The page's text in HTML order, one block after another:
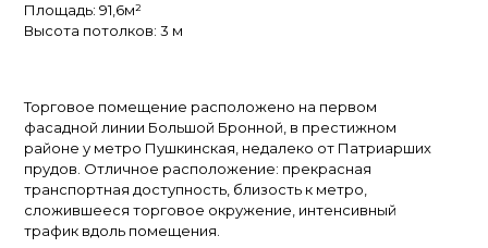
Площадь: 91,6м²
Высота потолков: 3 м
Торговое помещение расположено на первом
фасадной линии Большой Бронной, в престижном
районе у метро Пушкинская, недалеко от Патриарших
прудов. Отличное расположение: прекрасная
транспортная доступность, близость к метро,
сложившееся торговое окружение, интенсивный
трафик вдоль помещения.